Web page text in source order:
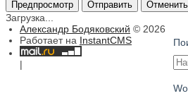
Предпросмотр Отправить Отменить
Загрузка...
Александр Бодяковский © 2026
Работает на InstantCMS
|